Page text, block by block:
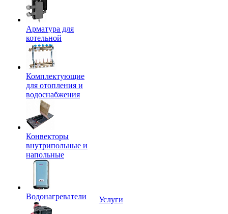
Арматура для
котельной
Комплектующие
для отопления и
водоснабжения
Конвекторы
внутрипольные и
напольные
Водонагреватели
Услуги